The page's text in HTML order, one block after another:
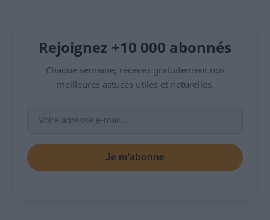
Rejoignez +10 000 abonnés
Chaque semaine, recevez gratuitement nos
meilleures astuces utiles et naturelles.
Je m’abonne